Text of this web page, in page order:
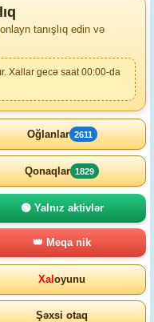
tanışlıq edin və
Xallar gecə saat 00:00-da
Oğlanlar 2611
Qonaqlar 1829
🟢 Yalnız aktivlər
👑 Meqa nik
Xaloyunu
Şəxsi otaq